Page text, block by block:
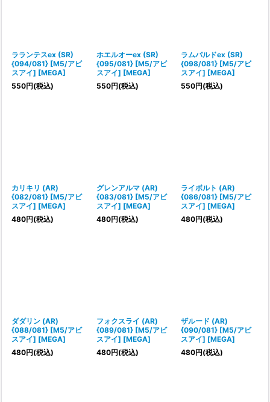
ラランテスex (SR)
{094/081} [M5/アビ
スアイ] [MEGA]
550円(税込)
ホエルオーex (SR)
{095/081} [M5/アビ
スアイ] [MEGA]
550円(税込)
ラムパルドex (SR)
{098/081} [M5/アビ
スアイ] [MEGA]
550円(税込)
カリキリ (AR)
{082/081} [M5/アビ
スアイ] [MEGA]
480円(税込)
グレンアルマ (AR)
{083/081} [M5/アビ
スアイ] [MEGA]
480円(税込)
ライボルト (AR)
{086/081} [M5/アビ
スアイ] [MEGA]
480円(税込)
ダダリン (AR)
{088/081} [M5/アビ
スアイ] [MEGA]
480円(税込)
フォクスライ (AR)
{089/081} [M5/アビ
スアイ] [MEGA]
480円(税込)
ザルード (AR)
{090/081} [M5/アビ
スアイ] [MEGA]
480円(税込)